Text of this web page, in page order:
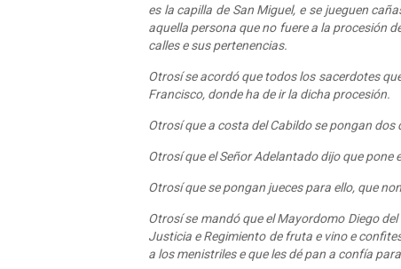
es la capilla de San Miguel, e se jueguen
aquella persona que no fuere a la procesión
calles e sus pertenencias.
Otrosí se acordó que todos los sacerdotes
Francisco, donde ha de ir la dicha procesión.
Otrosí que a costa del Cabildo se pongan
Otrosí que el Señor Adelantado dijo que
Otrosí que se pongan jueces para ello, que
Otrosí se mandó que el Mayordomo Diego
Justicia e Regimiento de fruta e vino e
a los menistriles e que les dé pan a confía